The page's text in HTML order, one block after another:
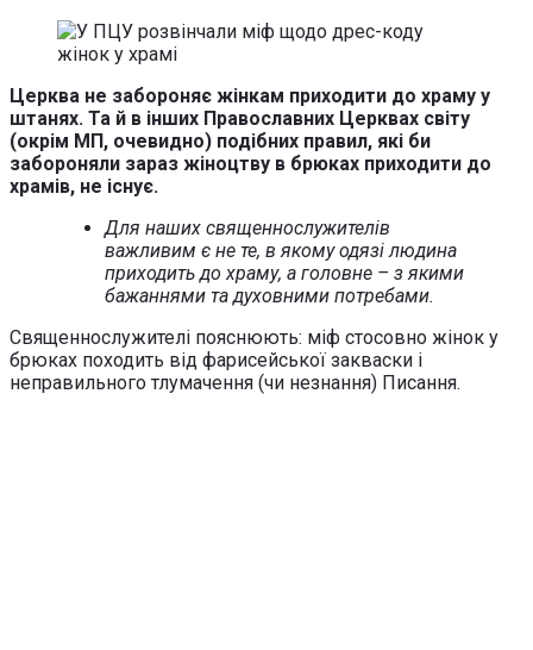
Церква не забороняє жінкам приходити до храму у
штанях. Та й в інших Православних Церквах світу
(окрім МП, очевидно) подібних правил, які би
забороняли зараз жіноцтву в брюках приходити до
храмів, не існує.
Для наших священнослужителів
важливим є не те, в якому одязі людина
приходить до храму, а головне – з якими
бажаннями та духовними потребами.
Священнослужителі пояснюють: міф стосовно жінок у
брюках походить від фарисейської закваски і
неправильного тлумачення (чи незнання) Писання.